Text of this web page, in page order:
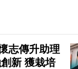
志傳升助理
新 獲栽培